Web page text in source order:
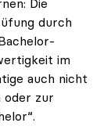
Die
durch
im
auch nicht
oder zur